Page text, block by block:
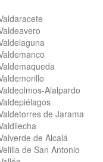
Alalpardo
de Jarama
de Alcalá
de San Antonio